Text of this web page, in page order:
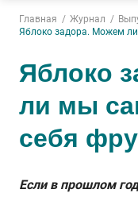
Главная Журнал
Яблоко задора. Можем
Яблоко
ли мы
себя
Если в прошлом